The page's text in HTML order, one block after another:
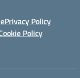
Privacy Policy
Policy